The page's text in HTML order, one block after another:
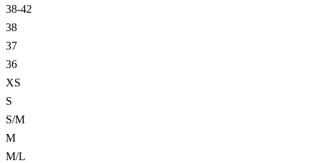
38-42
38
37
36
XS
S
S/M
M
M/L